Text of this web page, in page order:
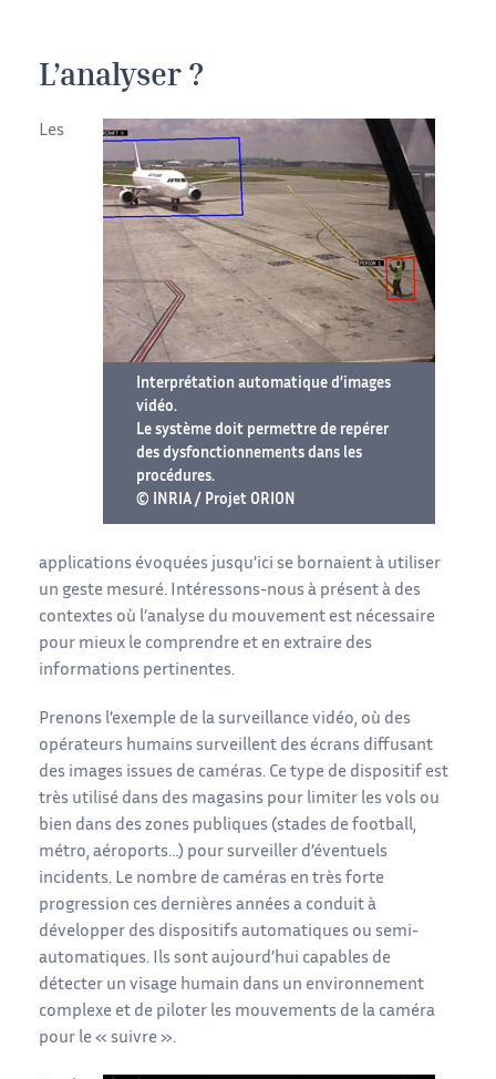
L’analyser ?
Interprétation automatique d’images
vidéo.
Le système doit permettre de repérer
des dysfonctionnements dans les
procédures.
© INRIA / Projet ORION
Les
applications évoquées jusqu’ici se bornaient à utiliser
un geste mesuré. Intéressons-nous à présent à des
contextes où l’analyse du mouvement est nécessaire
pour mieux le comprendre et en extraire des
informations pertinentes.
Prenons l’exemple de la surveillance vidéo, où des
opérateurs humains surveillent des écrans diffusant
des images issues de caméras. Ce type de dispositif est
très utilisé dans des magasins pour limiter les vols ou
bien dans des zones publiques (stades de football,
métro, aéroports…) pour surveiller d’éventuels
incidents. Le nombre de caméras en très forte
progression ces dernières années a conduit à
développer des dispositifs automatiques ou semi-
automatiques. Ils sont aujourd’hui capables de
détecter un visage humain dans un environnement
complexe et de piloter les mouvements de la caméra
pour le « suivre ».